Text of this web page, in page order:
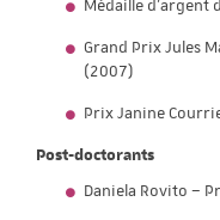
Médaille d’argent
Grand Prix Jules
(2007)
Prix Janine
Post-doctorants
Daniela Rovito –